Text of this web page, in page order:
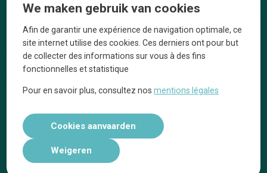
Home
De beste adressen
Blog
Winkelwijken
Tops 10
De ambachtslieden
Over ons
Ze praten over ons!
kennisgevingen
We maken gebruik van cookies
Afin de garantir une expérience de navigation optimale, ce
site internet utilise des cookies. Ces derniers ont pour but
de collecter des informations sur vous à des fins
fonctionnelles et statistique
Pour en savoir plus, consultez nosmentions légales
Cookies aanvaarden
Weigeren